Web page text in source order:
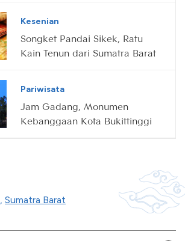
Kesenian
Songket Pandai Sikek, Ratu
Kain Tenun dari Sumatra Barat
Pariwisata
Jam Gadang, Monumen
Kebanggaan Kota Bukittinggi
, Sumatra Barat